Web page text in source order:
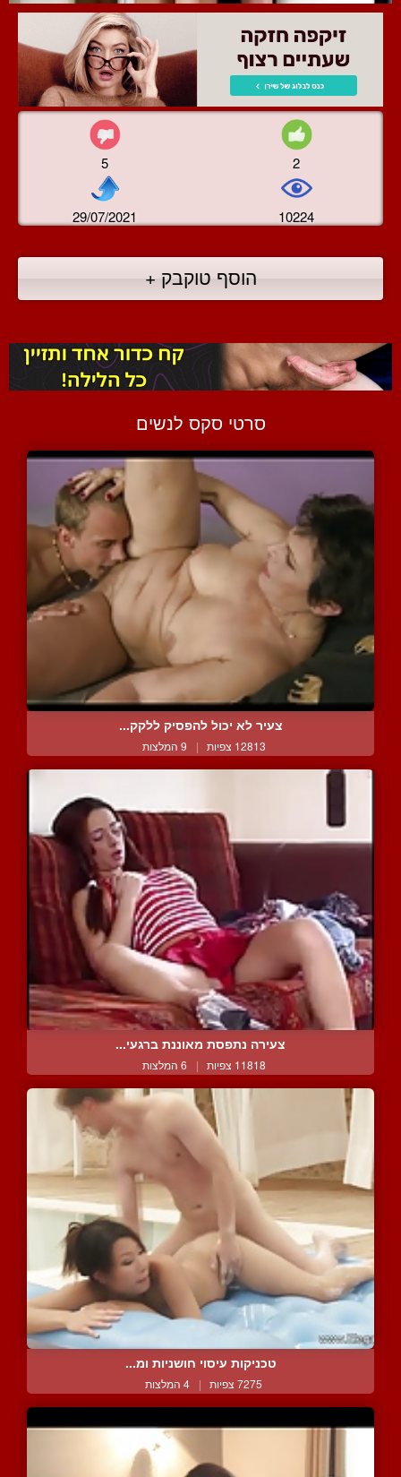
5 2
29/07/2021 10224
הוסף טוקבק +
סרטי סקס לנשים
צעיר לא יכול להפסיק ללקק...
12813 צפיות | 9 המלצות
צעירה נתפסת מאוננת ברגעי...
11818 צפיות | 6 המלצות
טכניקות עיסוי חושניות ומ...
7275 צפיות | 4 המלצות